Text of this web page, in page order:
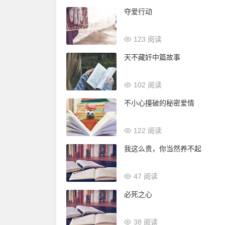
夺爱行动
123 阅读
天不藏奸中篇故事
102 阅读
不小心撞破的秘密爱情
122 阅读
我这么贵，你当然养不起
47 阅读
必死之心
38 阅读